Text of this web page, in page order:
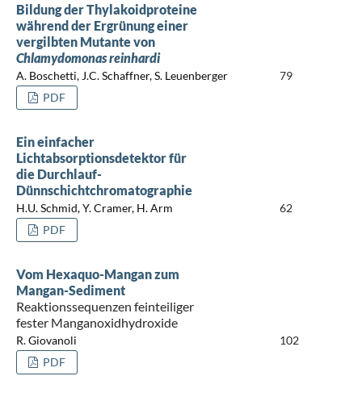
Bildung der Thylakoidproteine
während der Ergrünung einer
vergilbten Mutante von
Chlamydomonas reinhardi
A. Boschetti, J.C. Schaffner, S. Leuenberger
79
PDF
Ein einfacher
Lichtabsorptionsdetektor für
die Durchlauf-
Dünnschichtchromatographie
H.U. Schmid, Y. Cramer, H. Arm
62
PDF
Vom Hexaquo-Mangan zum
Mangan-Sediment
Reaktionssequenzen feinteiliger
fester Manganoxidhydroxide
R. Giovanoli
102
PDF